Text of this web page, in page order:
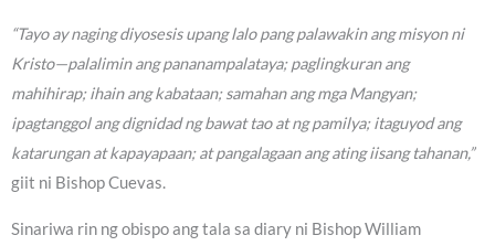
“Tayo ay naging diyosesis upang lalo pang palawakin ang misyon ni
Kristo—palalimin ang pananampalataya; paglingkuran ang
mahihirap; ihain ang kabataan; samahan ang mga Mangyan;
ipagtanggol ang dignidad ng bawat tao at ng pamilya; itaguyod ang
katarungan at kapayapaan; at pangalagaan ang ating iisang tahanan,”
giit ni Bishop Cuevas.
Sinariwa rin ng obispo ang tala sa diary ni Bishop William